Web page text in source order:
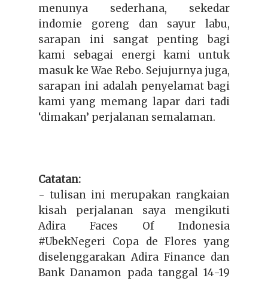
menunya sederhana, sekedar
indomie goreng dan sayur labu,
sarapan ini sangat penting bagi
kami sebagai energi kami untuk
masuk ke Wae Rebo. Sejujurnya juga,
sarapan ini adalah penyelamat bagi
kami yang memang lapar dari tadi
‘dimakan’ perjalanan semalaman.
Catatan:
- tulisan ini merupakan rangkaian
kisah perjalanan saya mengikuti
Adira Faces Of Indonesia
#UbekNegeri Copa de Flores yang
diselenggarakan Adira Finance dan
Bank Danamon pada tanggal 14-19